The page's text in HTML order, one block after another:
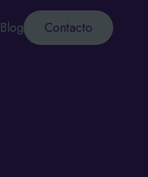
Blog Contacto